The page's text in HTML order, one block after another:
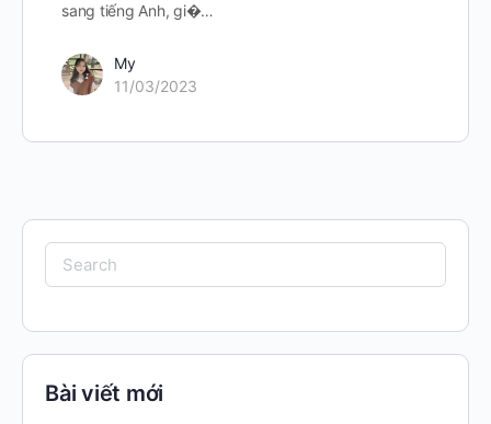
sang tiếng Anh, gi�…
My
11/03/2023
Search
for:
Bài viết mới